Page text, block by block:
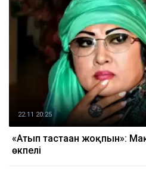
22.11 20:25
«Атып тастаған жоқпын»:
өкпелі